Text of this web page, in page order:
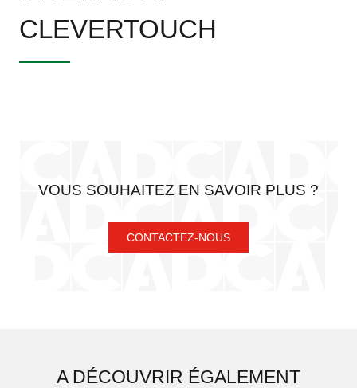
CLEVERTOUCH
VOUS SOUHAITEZ EN SAVOIR PLUS ?
CONTACTEZ-NOUS
A DÉCOUVRIR ÉGALEMENT